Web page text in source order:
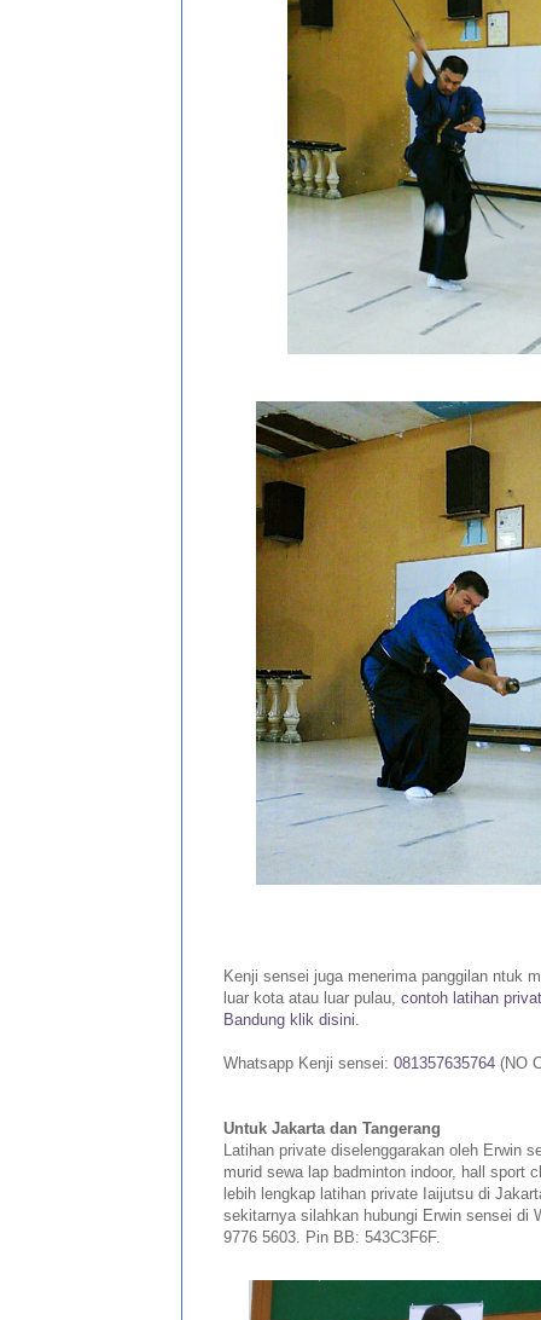
Kenji sensei juga menerima panggilan ntuk
luar kota atau luar pulau, contoh latihan
Bandung klik disini.
Whatsapp Kenji sensei: 081357635764 (NO
Untuk Jakarta dan Tangerang
Latihan private diselenggarakan oleh Erwin
murid sewa lap badminton indoor, hall sport
lebih lengkap latihan private Iaijutsu di
sekitarnya silahkan hubungi Erwin sensei di
9776 5603. Pin BB: 543C3F6F.